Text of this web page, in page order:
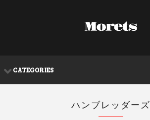
CATEGORIES
ハンブレッダーズ